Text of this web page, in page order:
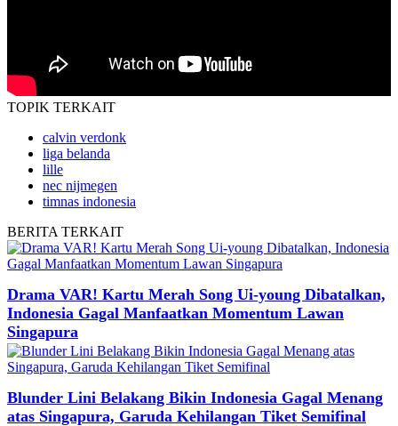
TOPIK TERKAIT
calvin verdonk
liga belanda
lille
nec nijmegen
timnas indonesia
BERITA TERKAIT
Drama VAR! Kartu Merah Song Ui-young Dibatalkan,
Indonesia Gagal Manfaatkan Momentum Lawan
Singapura
Blunder Lini Belakang Bikin Indonesia Gagal Menang
atas Singapura, Garuda Kehilangan Tiket Semifinal